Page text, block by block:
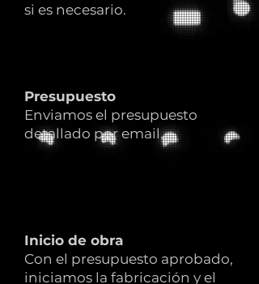
si es necesario.
Presupuesto
Enviamos el presupuesto
detallado por email.
Inicio de obra
Con el presupuesto aprobado,
iniciamos la fabricación y el